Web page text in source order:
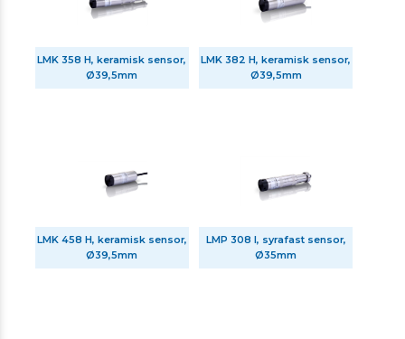
LMK 358 H, keramisk sensor,
Ø39,5mm
LMK 382 H, keramisk sensor,
Ø39,5mm
LMK 458 H, keramisk sensor,
Ø39,5mm
LMP 308 I, syrafast sensor,
Ø35mm